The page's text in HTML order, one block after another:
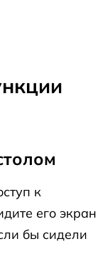
к
его экран
бы сидели